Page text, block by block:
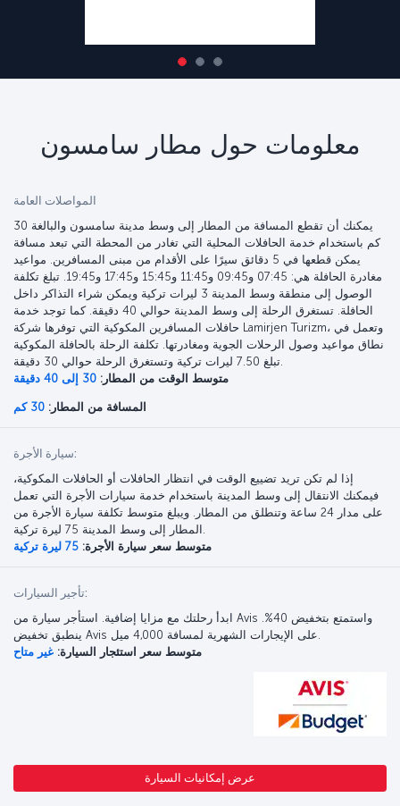
معلومات حول مطار سامسون
المواصلات العامة
يمكنك أن تقطع المسافة من المطار إلى وسط مدينة سامسون والبالغة 30
كم باستخدام خدمة الحافلات المحلية التي تغادر من المحطة التي تبعد مسافة
يمكن قطعها في 5 دقائق سيرًا على الأقدام من مبنى المسافرين. مواعيد
مغادرة الحافلة هي: 07:45 و09:45 و11:45 و15:45 و17:45 و19:45. تبلغ تكلفة
الوصول إلى منطقة وسط المدينة 3 ليرات تركية ويمكن شراء التذاكر داخل
الحافلة. تستغرق الرحلة إلى وسط المدينة حوالي 40 دقيقة. كما توجد خدمة
حافلات المسافرين المكوكية التي توفرها شركة Lamirjen Turizm، وتعمل في
نطاق مواعيد وصول الرحلات الجوية ومغادرتها. تكلفة الرحلة بالحافلة المكوكية
متوسط الوقت من المطار: 30 إلى 40 دقيقة
المسافة من المطار: 30 كم
سيارة الأجرة:
إذا لم تكن تريد تضييع الوقت في انتظار الحافلات أو الحافلات المكوكية،
فيمكنك الانتقال إلى وسط المدينة باستخدام خدمة سيارات الأجرة التي تعمل
على مدار 24 ساعة وتنطلق من المطار. ويبلغ متوسط تكلفة سيارة الأجرة من
متوسط سعر سيارة الأجرة: 75 ليرة تركية
تأجير السيارات:
ابدأ رحلتك مع مزايا إضافية. استأجر سيارة من Avis واستمتع بتخفيض 40%.
متوسط سعر استئجار السيارة: غير متاح
عرض إمكانيات السيارة